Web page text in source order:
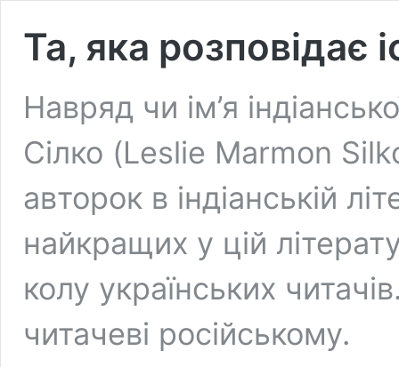
Та, яка розповідає
Навряд чи ім’я
Сілко (Leslie Marmon
авторок в індіанській
найкращих у цій
колу українських
читачеві російському.